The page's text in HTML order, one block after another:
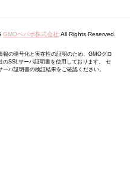
GMOペパボ株式会社 All Rights Reserved.
報の暗号化と実在性の証明のため、GMOグロ
のSSLサーバ証明書を使用しております。 セ
ーバ証明書の検証結果をご確認ください。